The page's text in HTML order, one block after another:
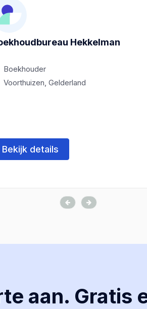
Hekkelman
Boekhouder
Voorthuizen, Gelderland
Bekijk details
aan. Gratis